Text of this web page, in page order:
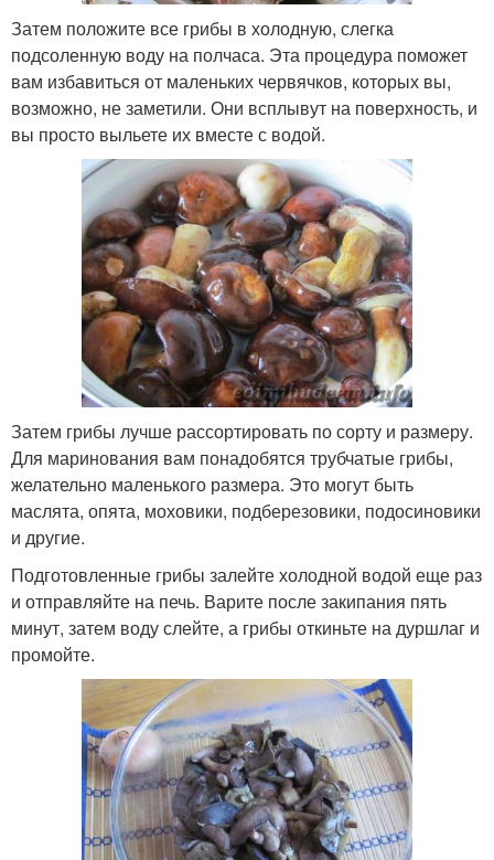
Затем положите все грибы в холодную, слегка
подсоленную воду на полчаса. Эта процедура поможет
вам избавиться от маленьких червячков, которых вы,
возможно, не заметили. Они всплывут на поверхность, и
вы просто выльете их вместе с водой.
Затем грибы лучше рассортировать по сорту и размеру.
Для маринования вам понадобятся трубчатые грибы,
желательно маленького размера. Это могут быть
маслята, опята, моховики, подберезовики, подосиновики
и другие.
Подготовленные грибы залейте холодной водой еще раз
и отправляйте на печь. Варите после закипания пять
минут, затем воду слейте, а грибы откиньте на дуршлаг и
промойте.